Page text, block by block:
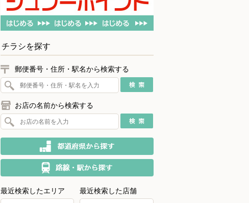
チラシを探す
郵便番号・住所・駅名から検索する
お店の名前から検索する
最近検索したエリア 最近検索した店舗